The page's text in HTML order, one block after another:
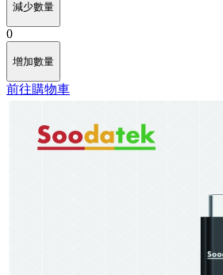
減少數量
0
增加數量
前往購物車